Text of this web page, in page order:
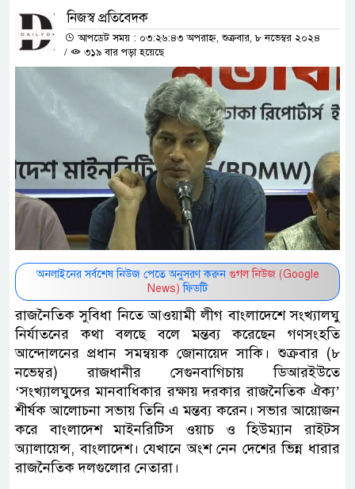
নিজস্ব প্রতিবেদক
আপডেট সময় : ০৩:২৬:৪৩ অপরাহ্ন, শুক্রবার, ৮ নভেম্বর ২০২৪
/
৩১৯ বার পড়া হয়েছে
অনলাইনের সর্বশেষ নিউজ পেতে অনুসরণ করুন গুগল নিউজ (Google
News) ফিডটি
রাজনৈতিক সুবিধা নিতে আওয়ামী লীগ বাংলাদেশে সংখ্যালঘু
নির্যাতনের কথা বলছে বলে মন্তব্য করেছেন গণসংহতি
আন্দোলনের প্রধান সমন্বয়ক জোনায়েদ সাকি। শুক্রবার (৮
নভেম্বর) রাজধানীর সেগুনবাগিচায় ডিআরইউতে
‘সংখ্যালঘুদের মানবাধিকার রক্ষায় দরকার রাজনৈতিক ঐক্য’
শীর্ষক আলোচনা সভায় তিনি এ মন্তব্য করেন। সভার আয়োজন
করে বাংলাদেশ মাইনরিটিস ওয়াচ ও হিউম্যান রাইটস
অ্যালায়েন্স, বাংলাদেশ। যেখানে অংশ নেন দেশের ভিন্ন ধারার
রাজনৈতিক দলগুলোর নেতারা।